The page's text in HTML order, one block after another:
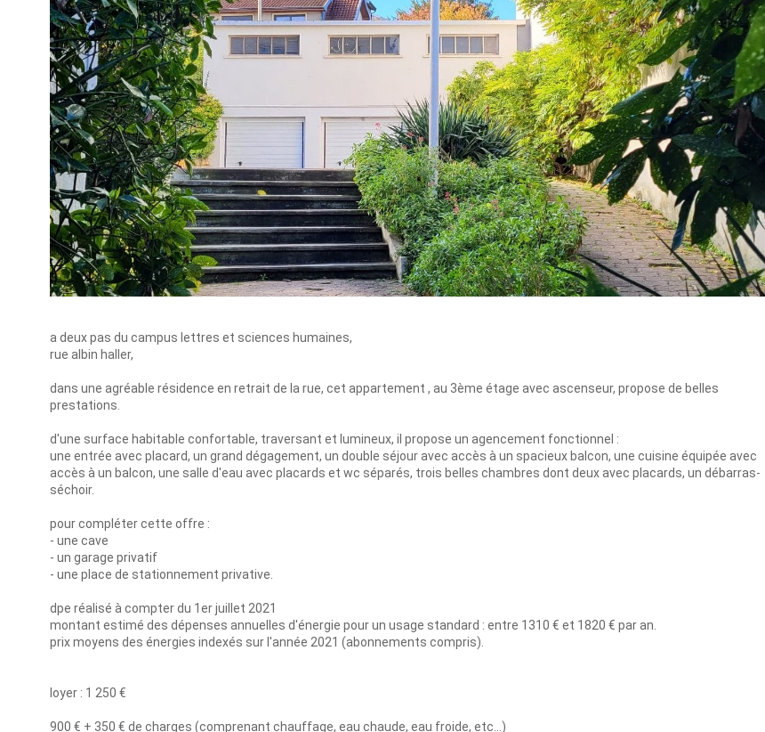
a deux pas du campus lettres et sciences humaines,
rue albin haller,
dans une agréable résidence en retrait de la rue, cet appartement , au 3ème étage avec ascenseur, propose de belles
prestations.
d'une surface habitable confortable, traversant et lumineux, il propose un agencement fonctionnel :
une entrée avec placard, un grand dégagement, un double séjour avec accès à un spacieux balcon, une cuisine équipée avec
accès à un balcon, une salle d'eau avec placards et wc séparés, trois belles chambres dont deux avec placards, un débarras-
séchoir.
pour compléter cette offre :
- une cave
- un garage privatif
- une place de stationnement privative.
dpe réalisé à compter du 1er juillet 2021
montant estimé des dépenses annuelles d'énergie pour un usage standard : entre 1310 € et 1820 € par an.
prix moyens des énergies indexés sur l'année 2021 (abonnements compris).
loyer : 1 250 €
900 € + 350 € de charges (comprenant chauffage, eau chaude, eau froide, etc...)